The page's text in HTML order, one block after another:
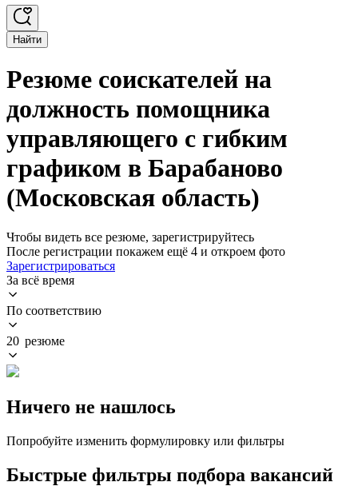
Найти
Резюме соискателей на
должность помощника
управляющего с гибким
графиком в Барабаново
(Московская область)
Чтобы видеть все резюме, зарегистрируйтесь
После регистрации покажем ещё 4 и откроем фото
Зарегистрироваться
За всё время
По соответствию
20 резюме
Ничего не нашлось
Попробуйте изменить формулировку или фильтры
Быстрые фильтры подбора вакансий